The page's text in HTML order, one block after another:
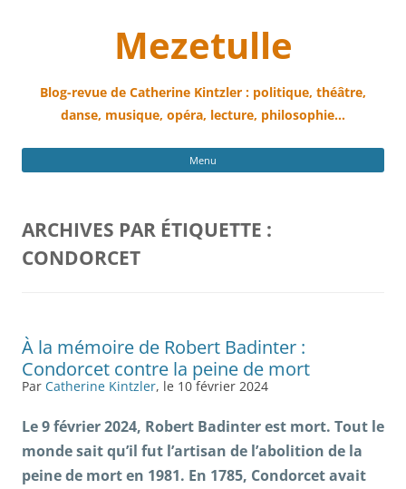
Mezetulle
Blog-revue de Catherine Kintzler : politique, théâtre,
danse, musique, opéra, lecture, philosophie…
Menu
ARCHIVES PAR ÉTIQUETTE :
CONDORCET
À la mémoire de Robert Badinter :
Condorcet contre la peine de mort
Par Catherine Kintzler, le 10 février 2024
Le 9 février 2024, Robert Badinter est mort. Tout le
monde sait qu’il fut l’artisan de l’abolition de la
peine de mort en 1981. En 1785, Condorcet avait